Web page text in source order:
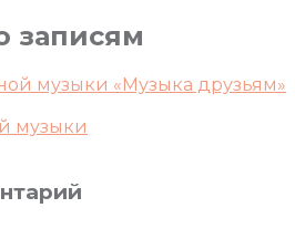
записям
музыки «Музыка друзьям»
музыки